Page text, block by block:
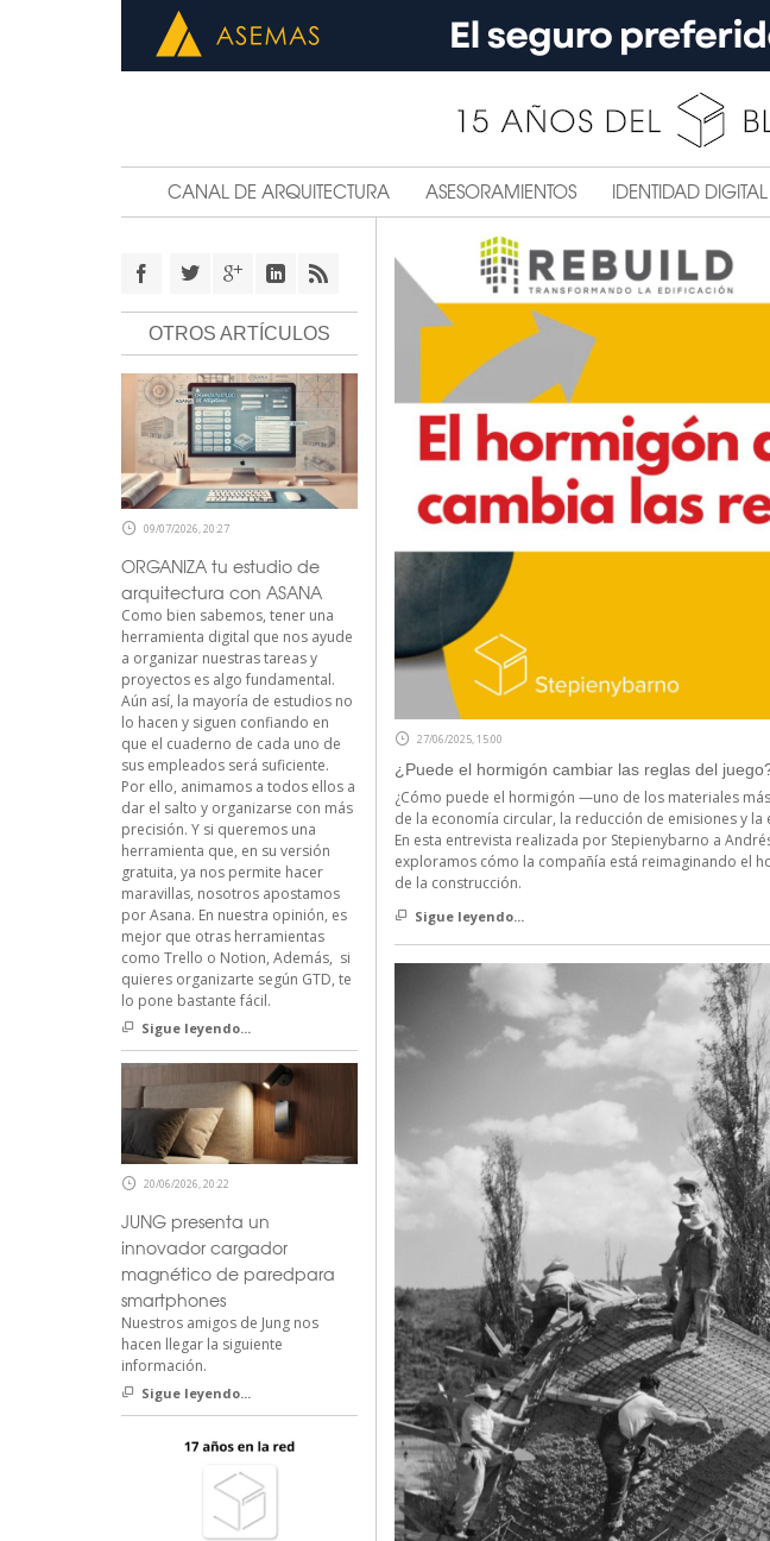
CANAL DE ARQUITECTURA ASESORAMIENTOS IDENTIDAD DIGITAL
27/06/2025, 15:00
¿Puede el hormigón cambiar las reglas del
¿Cómo puede el hormigón —uno de los materiales
de la economía circular, la reducción de emisiones y la
En esta entrevista realizada por Stepienybarno a
exploramos cómo la compañía está reimaginando el
de la construcción.
Sigue leyendo...
OTROS ARTÍCULOS
09/07/2026, 20:27
ORGANIZA tu estudio de
arquitectura con ASANA
Como bien sabemos, tener una
herramienta digital que nos ayude
a organizar nuestras tareas y
proyectos es algo fundamental.
Aún así, la mayoría de estudios no
lo hacen y siguen confiando en
que el cuaderno de cada uno de
sus empleados será suficiente.
Por ello, animamos a todos ellos a
dar el salto y organizarse con más
precisión. Y si queremos una
herramienta que, en su versión
gratuita, ya nos permite hacer
maravillas, nosotros apostamos
por Asana. En nuestra opinión, es
mejor que otras herramientas
como Trello o Notion, Además, si
quieres organizarte según GTD, te
lo pone bastante fácil.
Sigue leyendo...
20/06/2026, 20:22
JUNG presenta un
innovador cargador
magnético de paredpara
smartphones
Nuestros amigos de Jung nos
hacen llegar la siguiente
información.
Sigue leyendo...